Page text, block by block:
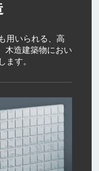
用いられる、高
木造建築物におい
ます。